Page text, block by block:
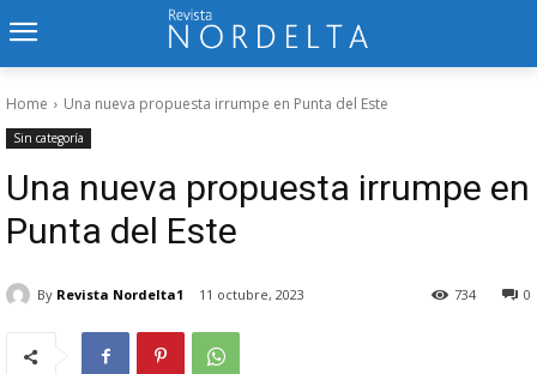
Home Una nueva propuesta irrumpe en Punta del Este
Sin categoría
Una nueva propuesta irrumpe en
Punta del Este
By Revista Nordelta1 11 octubre, 2023 0
734